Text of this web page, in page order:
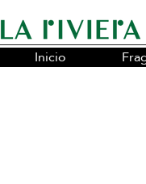
Somos la cadena líder en
Inicio